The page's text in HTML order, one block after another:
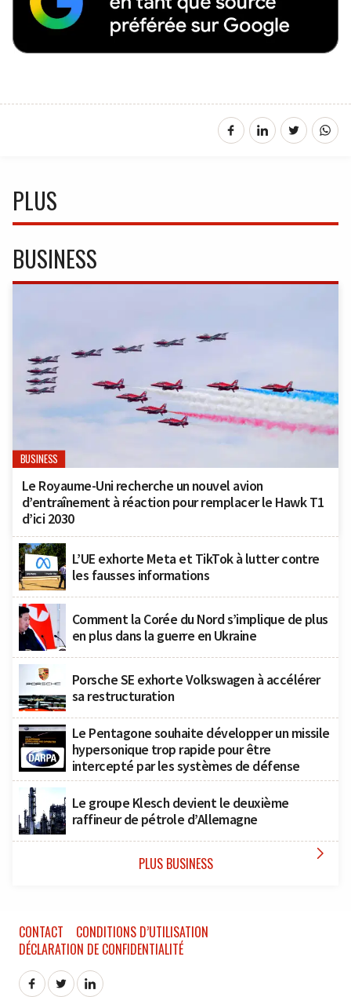
PLUS
BUSINESS
BUSINESS
Le Royaume-Uni recherche un nouvel avion
d’entraînement à réaction pour remplacer le Hawk T1
d’ici 2030
L’UE exhorte Meta et TikTok à lutter contre
les fausses informations
Comment la Corée du Nord s’implique de plus
en plus dans la guerre en Ukraine
Porsche SE exhorte Volkswagen à accélérer
sa restructuration
Le Pentagone souhaite développer un missile
hypersonique trop rapide pour être
intercepté par les systèmes de défense
Le groupe Klesch devient le deuxième
raffineur de pétrole d’Allemagne
PLUS BUSINESS 
CONTACT
CONDITIONS D’UTILISATION
DÉCLARATION DE CONFIDENTIALITÉ